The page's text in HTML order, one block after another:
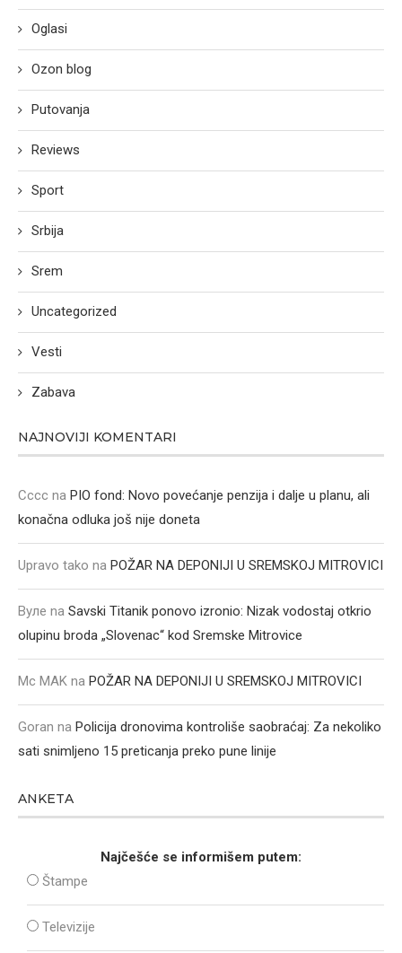
Oglasi
Ozon blog
Putovanja
Reviews
Sport
Srbija
Srem
Uncategorized
Vesti
Zabava
NAJNOVIJI KOMENTARI
Cccc na PIO fond: Novo povećanje penzija i dalje u planu, ali
konačna odluka još nije doneta
Upravo tako na POŽAR NA DEPONIJI U SREMSKOJ MITROVICI
Вуле na Savski Titanik ponovo izronio: Nizak vodostaj otkrio
olupinu broda „Slovenac“ kod Sremske Mitrovice
Mc MAK na POŽAR NA DEPONIJI U SREMSKOJ MITROVICI
Goran na Policija dronovima kontroliše saobraćaj: Za nekoliko
sati snimljeno 15 preticanja preko pune linije
ANKETA
Najčešće se informišem putem:
Štampe
Televizije